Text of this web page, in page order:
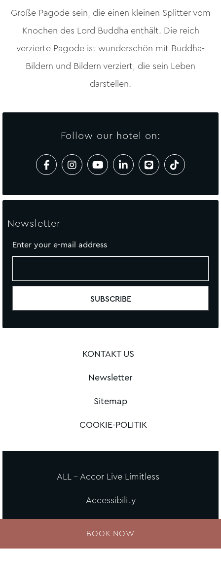
Große Pagode sein, die einen kleinen Splitter vom
Knochen des Lord Buddha enthält. Die reich
verzierte Pagode ist wunderschön mit Buddha-
Bildern und Bildern verziert, die sein Leben
darstellen.
Follow our hotel on:
Newsletter
Enter your e-mail address
KONTAKT US
Newsletter
Sitemap
COOKIE-POLITIK
ALL - Accor Live Limitless
Accessibility
Loyalty
BOOK NOW